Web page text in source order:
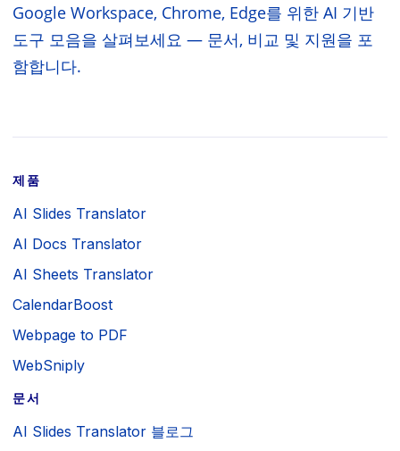
Google Workspace, Chrome, Edge를 위한 AI 기반
도구 모음을 살펴보세요 — 문서, 비교 및 지원을 포
함합니다.
제품
AI Slides Translator
AI Docs Translator
AI Sheets Translator
CalendarBoost
Webpage to PDF
WebSniply
문서
AI Slides Translator 블로그